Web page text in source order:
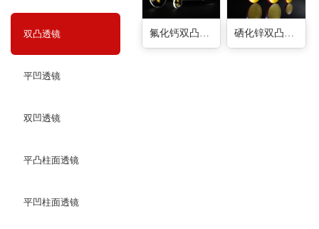
双凸透镜
平凹透镜
双凹透镜
平凸柱面透镜
平凹柱面透镜